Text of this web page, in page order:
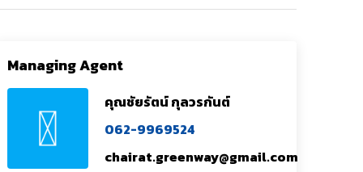
Managing Agent
คุณชัยรัตน์ กุลวรกันต์
062-9969524
chairat.greenway@gmail.com